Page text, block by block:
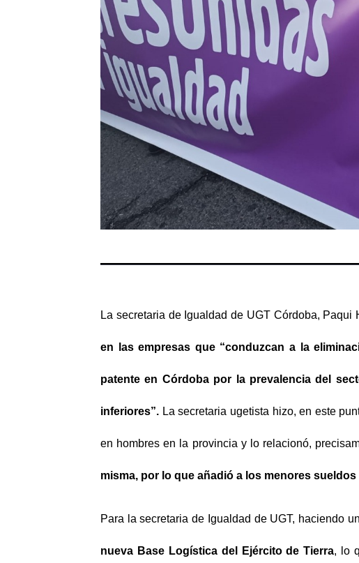
La secretaria de Igualdad de UGT Córdoba,
en las empresas que “conduzcan a la
patente en Córdoba por la prevalencia del
inferiores”. La secretaria ugetista hizo, en este
en hombres en la provincia y lo relacionó,
misma, por lo que añadió a los menores
Para la secretaria de Igualdad de UGT, haciendo
nueva Base Logística del Ejército de Tierra, lo